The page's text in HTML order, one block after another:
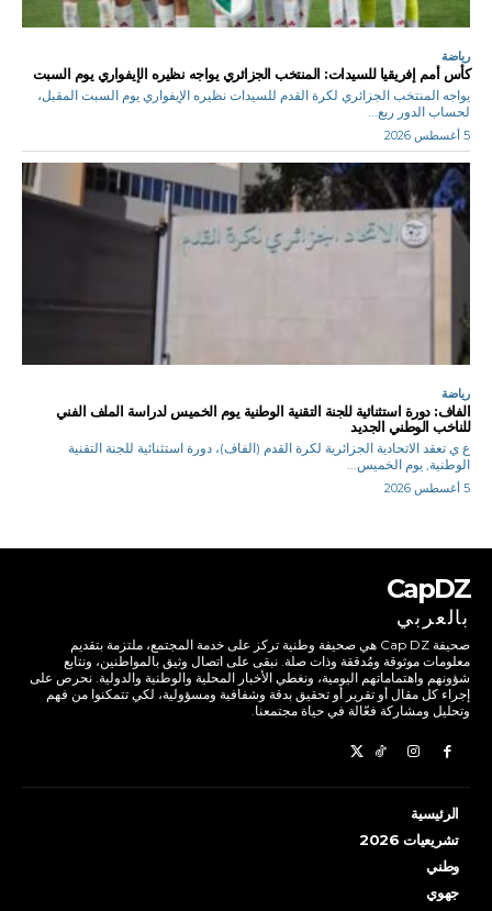
رياضة
كأس أمم إفريقيا للسيدات: المنتخب الجزائري يواجه نظيره الإيفواري يوم السبت
يواجه المنتخب الجزائري لكرة القدم للسيدات نظيره الإيفواري يوم السبت المقبل،
لحساب الدور ربع...
5 أغسطس 2026
رياضة
الفاف: دورة استثنائية للجنة التقنية الوطنية يوم الخميس لدراسة الملف الفني
للناخب الوطني الجديد
ع ي تعقد الاتحادية الجزائرية لكرة القدم (الفاف)، دورة استثنائية للجنة التقنية
الوطنية, يوم الخميس...
5 أغسطس 2026
CapDZ
بالعربي
صحيفة Cap DZ هي صحيفة وطنية تركز على خدمة المجتمع، ملتزمة بتقديم
معلومات موثوقة ومُدققة وذات صلة. نبقى على اتصال وثيق بالمواطنين، ونتابع
شؤونهم واهتماماتهم اليومية، ونغطي الأخبار المحلية والوطنية والدولية. نحرص على
إجراء كل مقال أو تقرير أو تحقيق بدقة وشفافية ومسؤولية، لكي تتمكنوا من فهم
وتحليل ومشاركة فعّالة في حياة مجتمعنا.
الرئيسية
تشريعيات 2026
وطني
جهوي